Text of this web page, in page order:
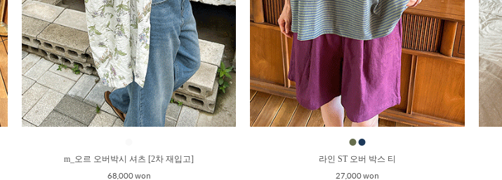
m_오르 오버박시 셔츠 [2차 재입고]
68,000 won
●●
라인 ST 오버 박스 티
27,000 won